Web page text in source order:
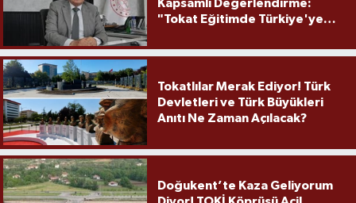
Kapsamlı Değerlendirme:
"Tokat Eğitimde Türkiye'ye
Tokatlılar Merak Ediyor! Türk
Devletleri ve Türk Büyükleri
Anıtı Ne Zaman Açılacak?
Doğukent’te Kaza Geliyorum